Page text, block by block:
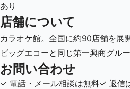
あり
店舗について
カラオケ館。全国に約90店舗を展
ビッグエコーと同じ第一興商グルー
お問い合わせ
✓ 電話・メール相談は無料✓ 返信